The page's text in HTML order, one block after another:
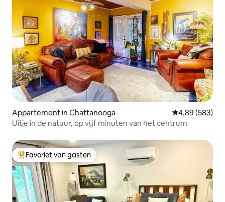
Appartement in Chattanooga Gemiddelde
4,89 (583)
Uitje in de natuur, op vijf minuten van het centrum
Topfavoriet van gasten
Favoriet van gasten